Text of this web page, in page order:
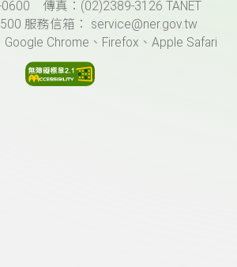
0600 傳真：(02)2389-3126 TANET
服務信箱： service@ner.gov.tw
Chrome、Firefox、Apple Safari